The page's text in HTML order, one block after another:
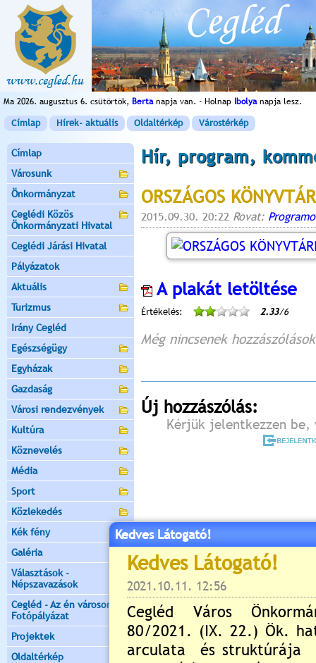
Ma 2026. augusztus 6. csütörtök, Bertanapja van. - Holnap Ibolyanapja lesz.
Címlap Hírek- aktuális Oldaltérkép Várostérkép
Címlap
Városunk
Önkormányzat
Ceglédi Közös
Önkormányzati Hivatal
Ceglédi Járási Hivatal
Pályázatok
Aktuális
Turizmus
Irány Cegléd
Egészségügy
Egyházak
Gazdaság
Városi rendezvények
Kultúra
Köznevelés
Média
Sport
Közlekedés
Kék fény
Galéria
Választások -
Népszavazások
Cegléd - Az én városom -
Fotópályázat
Projektek
Oldaltérkép
Hír, program,
ORSZÁGOS
2015.09.30. 20:22 Rovat:
A plakát letöltése
Értékelés: 2.33/6
Még nincsenek hozzászólások
Új hozzászólás:
Kérjük jelentkezzen be,
Kedves Látogató!